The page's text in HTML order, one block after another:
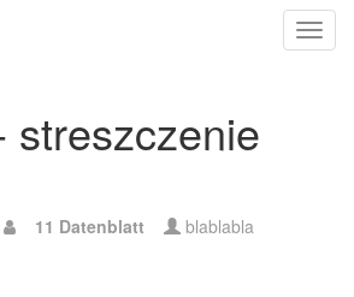
streszczenie
11 Datenblatt blablabla